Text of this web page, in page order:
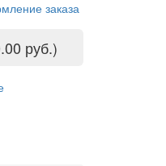
заказа
руб.)